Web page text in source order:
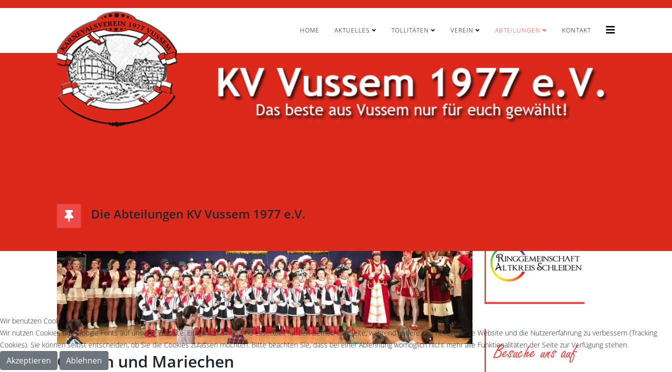
HOME AKTUELLES TOLLITÄTEN VEREIN ABTEILUNGEN KONTAKT
Die Abteilungen KV Vussem 1977 e.V.
Garden und Mariechen
Wir benutzen Cookies
Wir nutzen Cookies und Google Fonts auf unserer Website. Einige von ihnen sind essenziell für den Betrieb der Seite, während andere uns helfen, diese Website und die Nutzererfahrung zu verbessern (Tracking
Cookies). Sie können selbst entscheiden, ob Sie die Cookies zulassen möchten. Bitte beachten Sie, dass bei einer Ablehnung womöglich nicht mehr alle Funktionalitäten der Seite zur Verfügung stehen.
Akzeptieren Ablehnen